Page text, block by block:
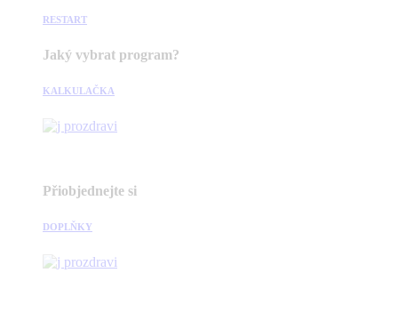
RESTART
Jaký vybrat program?
KALKULAČKA
Přiobjednejte si
DOPLŇKY